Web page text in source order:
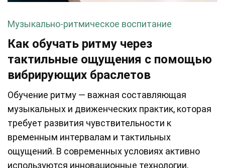
Музыкально-ритмическое воспитание
Как обучать ритму через
тактильные ощущения с помощью
вибрирующих браслетов
Обучение ритму — важная составляющая
музыкальных и движенческих практик, которая
требует развития чувствительности к
временным интервалам и тактильных
ощущений. В современных условиях активно
используются инновационные технологии,